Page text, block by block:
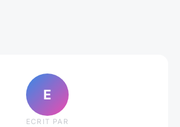
E
ECRIT PAR